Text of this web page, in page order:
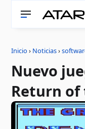
Inicio › Noticias›
Nuevo
Return of